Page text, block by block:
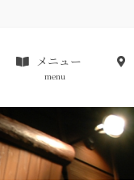
メニュー
menu